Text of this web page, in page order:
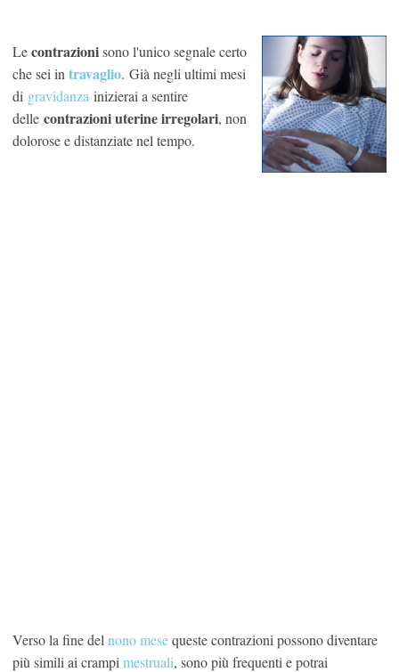
Lecontrazionisono l'unico segnale certo
che sei in travaglio. Già negli ultimi mesi
di gravidanza inizierai a sentire
delle contrazioni uterine irregolari, non
dolorose e distanziate nel tempo.
Verso la fine del nono mesequeste contrazioni possono diventare
più simili ai crampi mestruali, sono più frequenti e potrai